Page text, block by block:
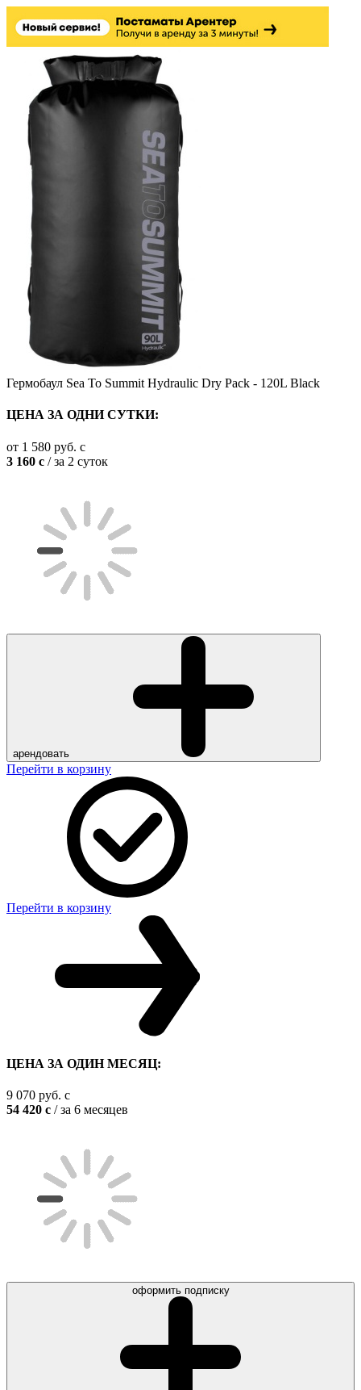
Гермобаул Sea To Summit Hydraulic Dry Pack - 120L Black
ЦЕНА ЗА ОДНИ СУТКИ:
от 1 580 руб. c
3 160 c / за 2 суток
арендовать
Перейти в корзину
Перейти в корзину
ЦЕНА ЗА ОДИН МЕСЯЦ:
9 070 руб. c
54 420 c / за 6 месяцев
оформить подписку